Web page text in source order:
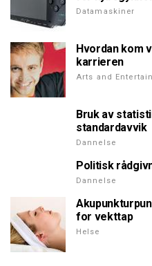
Datamaskiner
Hvordan kom
karrieren
Arts and
Bruk av
standardavvik
Dannelse
Politisk
Dannelse
for vekttap
Helse